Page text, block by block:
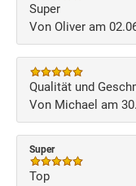
Super
Von Oliver am
Qualität und
Von Michael am
Super
Top